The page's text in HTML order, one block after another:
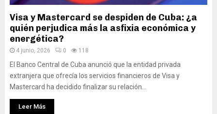
Visa y Mastercard se despiden de Cuba: ¿a
quién perjudica más la asfixia económica y
energética?
4 junio, 2026 0 118
El Banco Central de Cuba anunció que la entidad privada
extranjera que ofrecía los servicios financieros de Visa y
Mastercard ha decidido finalizar su relación...
Leer Más